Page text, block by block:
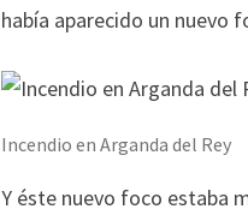
había aparecido un nuevo
Incendio en Arganda del Rey
Y éste nuevo foco estaba